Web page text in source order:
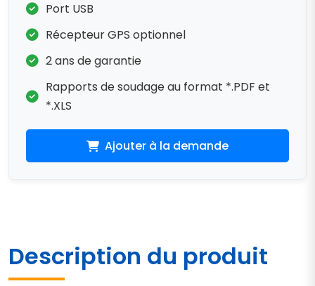
Port USB
Récepteur GPS optionnel
2 ans de garantie
Rapports de soudage au format *.PDF et
*.XLS
Ajouter à la demande
Description du produit